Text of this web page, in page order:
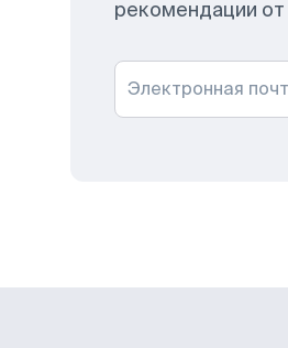
рекомендации
Электронная